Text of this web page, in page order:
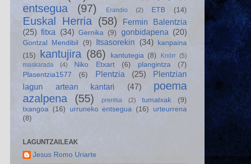
entsegua (97) Erandio (2) ETB (14)
Euskal Herria (58)
Fermin Balentzia
(25) fitxa (34) Gernika (9) gonbidapena (20)
Gontzal Mendibil (9) Itsasorekin (34)
kanpaina
(15)
kantujira (86) kantutegia (8) Knörr (5)
maskarada
(4) Niko Etxart (6) plangintza
(7)
Plasentzia1577
(6) Plentzia (25)
Plentzian
lagun artean kantari
(47)
poema
azalpena
(55) prentsa (2) tumatxak
(9)
txangoa (16) urruneko entsegua (16)
urteurrena
(8)
LAGUNTZAILEAK
Jesus Romo Uriarte